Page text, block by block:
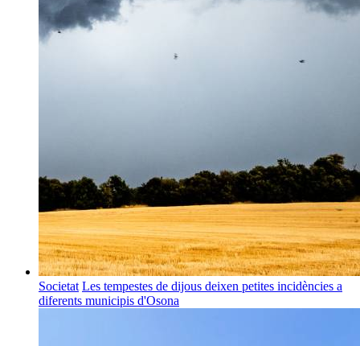
Societat Les tempestes de dijous deixen petites incidències a
diferents municipis d'Osona